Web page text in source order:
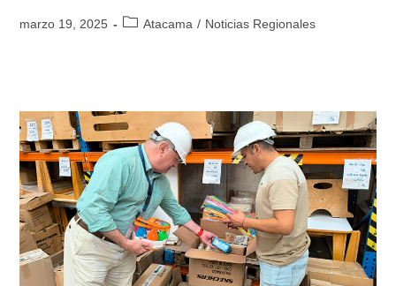
marzo 19, 2025 Atacama / Noticias Regionales